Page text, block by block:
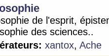
de l'esprit,
des sciences..
xantox, Ache